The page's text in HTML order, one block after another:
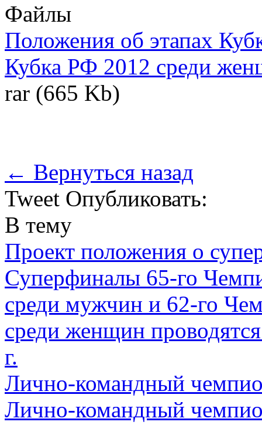
Файлы
Положения об этапах
Кубка РФ 2012 среди
rar (665 Kb)
← Вернуться назад
Tweet Опубликовать:
В тему
Проект положения о
Суперфиналы 65-го
среди мужчин и 62-го
среди женщин
г.
Лично-командный
Лично-командный